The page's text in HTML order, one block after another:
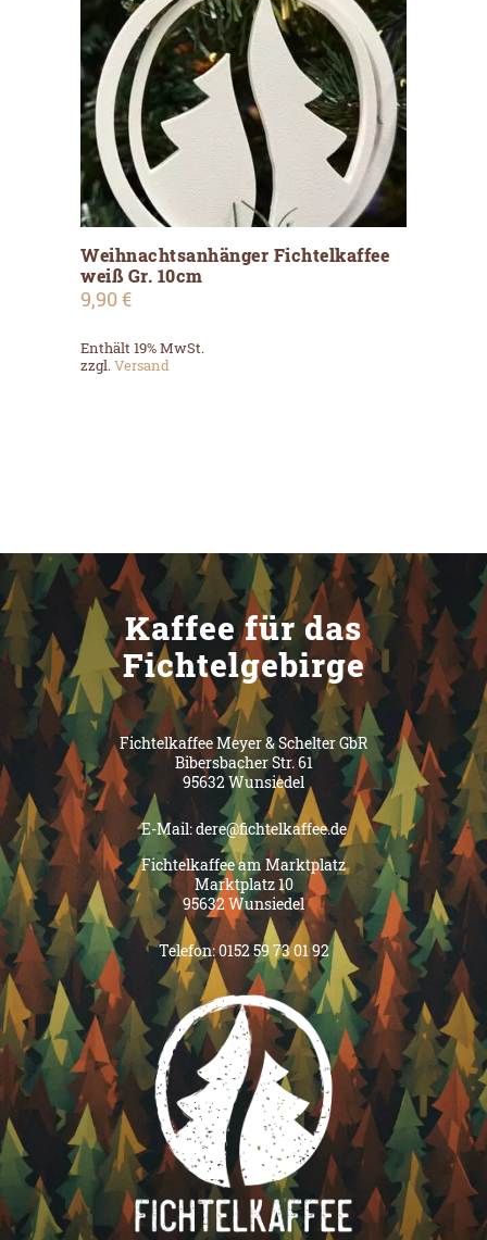
Weihnachtsanhänger Fichtelkaffee
weiß Gr. 10cm
9,90€
Enthält 19% MwSt.
zzgl. Versand
Kaffee für das
Fichtelgebirge
Fichtelkaffee Meyer & Schelter GbR
Bibersbacher Str. 61
95632 Wunsiedel
E-Mail:dere@fichtelkaffee.de
Fichtelkaffee am Marktplatz
Marktplatz 10
95632 Wunsiedel
Telefon:0152 59 73 01 92